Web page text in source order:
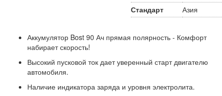
Стандарт
Азия
Аккумулятор Bost 90 Ач прямая полярность - Комфорт
набирает скорость!
Высокий пусковой ток дает уверенный старт двигателю
автомобиля.
Наличие индикатора заряда и уровня электролита.